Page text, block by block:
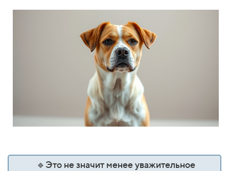
🔹Это не значит менее уважительное